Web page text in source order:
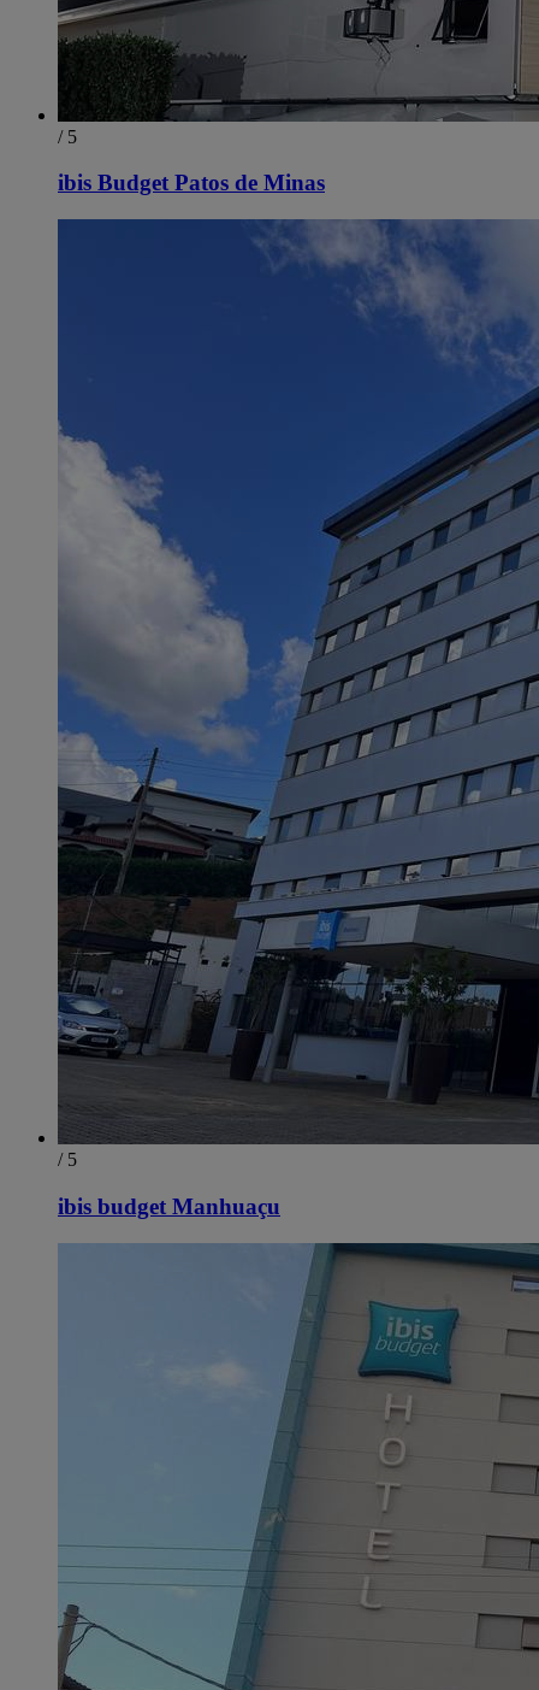
/ 5
ibis Budget Patos de Minas
/ 5
ibis budget Manhuaçu